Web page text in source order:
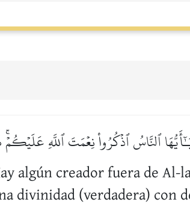
ٱلنَّاسُ ٱذۡكُرُواْ نِعۡمَتَ ٱللَّهِ
algún creador fuera de Al-
divinidad (verdadera) con